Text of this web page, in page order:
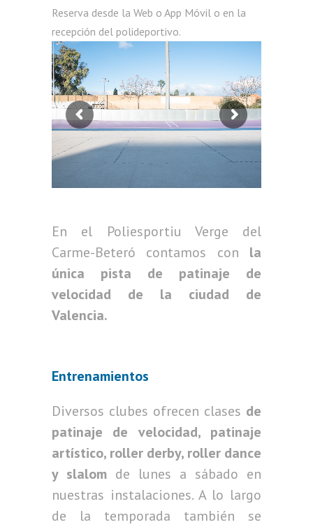
Reserva desde la Web o App Móvil o en la
recepción del polideportivo.
En el Poliesportiu Verge del
Carme-Beteró contamos con la
única pista de patinaje de
velocidad de la ciudad de
Valencia.
Entrenamientos
Diversos clubes ofrecen clases de
patinaje de velocidad, patinaje
artístico, roller derby, roller dance
y slalom de lunes a sábado en
nuestras instalaciones. A lo largo
de la temporada también se